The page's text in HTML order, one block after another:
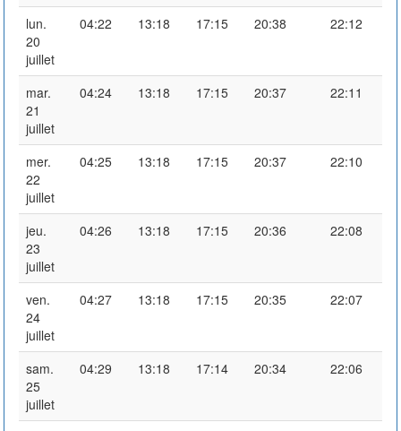
lun.
20
juillet
04:22 13:18 17:15 20:38 22:12
mar.
21
juillet
04:24 13:18 17:15 20:37 22:11
mer.
22
juillet
04:25 13:18 17:15 20:37 22:10
jeu.
23
juillet
04:26 13:18 17:15 20:36 22:08
ven.
24
juillet
04:27 13:18 17:15 20:35 22:07
sam.
25
juillet
04:29 13:18 17:14 20:34 22:06